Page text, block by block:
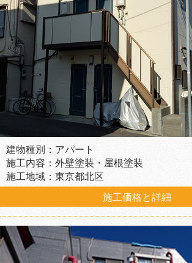
建物種別：アパート
施工内容：外壁塗装・屋根塗装
施工地域：東京都北区
施工価格と詳細